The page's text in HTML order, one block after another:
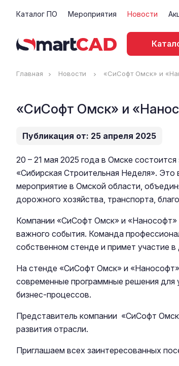
Каталог ПО Мероприятия Новости
Главная Новости «СиСофт Омск» и
«СиСофт Омск» и
Публикация от: 25 апреля 2025
20 – 21 мая 2025 года в Омске
«Сибирская Строительная Неделя».
мероприятие в Омской области,
дорожного хозяйства, транспорта,
Компании «СиCофт Омск» и «Нанософт»
важного события. Команда
собственном стенде и примет участие
На стенде «СиCофт Омск» и
современные программные решения для
бизнес-процессов.
Представитель компании «СиCофт
развития отрасли.
Приглашаем всех заинтересованных